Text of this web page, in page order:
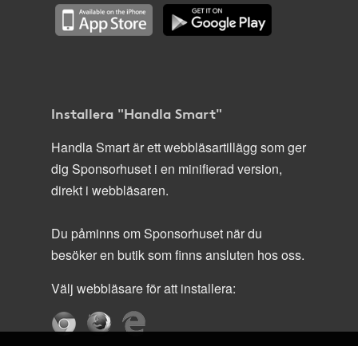
Installera "Handla Smart"
Handla Smart är ett webbläsartillägg som ger
dig Sponsorhuset i en minifierad version,
direkt i webbläsaren.
Du påminns om Sponsorhuset när du
besöker en butik som finns ansluten hos oss.
Välj webbläsare för att installera: